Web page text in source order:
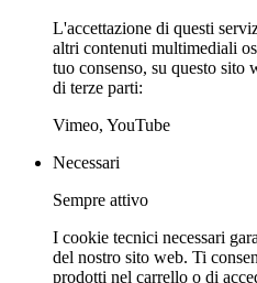
L'accettazione di questi
altri contenuti multimediali
tuo consenso, su questo sito
di terze parti:
Vimeo, YouTube
Necessari
Sempre attivo
I cookie tecnici necessari
del nostro sito web. Ti
prodotti nel carrello o di